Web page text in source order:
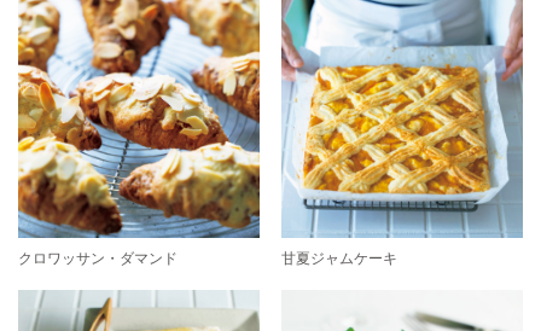
クロワッサン・ダマンド 甘夏ジャムケーキ